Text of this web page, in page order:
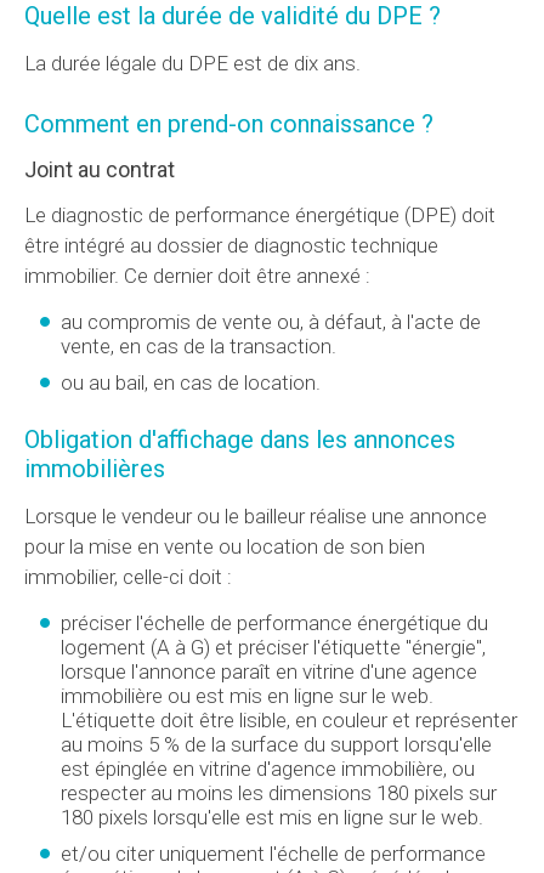
Quelle est la durée de validité du DPE ?
La durée légale du DPE est de dix ans.
Comment en prend-on connaissance ?
Joint au contrat
Le diagnostic de performance énergétique (DPE) doit
être intégré au dossier de diagnostic technique
immobilier. Ce dernier doit être annexé :
au compromis de vente ou, à défaut, à l'acte de
vente, en cas de la transaction.
ou au bail, en cas de location.
Obligation d'affichage dans les annonces
immobilières
Lorsque le vendeur ou le bailleur réalise une annonce
pour la mise en vente ou location de son bien
immobilier, celle-ci doit :
préciser l'échelle de performance énergétique du
logement (A à G) et préciser l'étiquette "énergie",
lorsque l'annonce paraît en vitrine d'une agence
immobilière ou est mis en ligne sur le web.
L'étiquette doit être lisible, en couleur et représenter
au moins 5 % de la surface du support lorsqu'elle
est épinglée en vitrine d'agence immobilière, ou
respecter au moins les dimensions 180 pixels sur
180 pixels lorsqu'elle est mis en ligne sur le web.
et/ou citer uniquement l'échelle de performance